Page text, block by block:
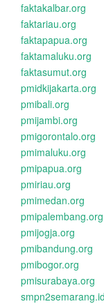
faktakalbar.org
faktariau.org
faktapapua.org
faktamaluku.org
faktasumut.org
pmidkijakarta.org
pmibali.org
pmijambi.org
pmigorontalo.org
pmimaluku.org
pmipapua.org
pmiriau.org
pmimedan.org
pmipalembang.org
pmijogja.org
pmibandung.org
pmibogor.org
pmisurabaya.org
smpn2semarang.id